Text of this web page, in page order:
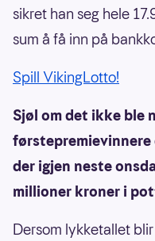
sikret han seg hele
sum å få inn på
Spill VikingLotto!
Sjøl om det ikke ble
førstepremievinnere
der igjen neste
millioner kroner i
Dersom lykketallet